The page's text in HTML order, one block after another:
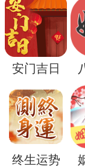
示着幸福与
婚，意味着
变，可能是
而在婚礼之
中，你将获
报。
安门吉日
终生运势